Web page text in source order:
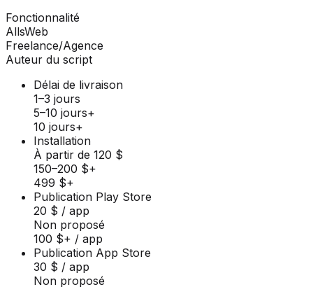
Fonctionnalité
AllsWeb
Freelance/Agence
Auteur du script
Délai de livraison
1–3 jours
5–10 jours+
10 jours+
Installation
À partir de 120 $
150–200 $+
499 $+
Publication Play Store
20 $ / app
Non proposé
100 $+ / app
Publication App Store
30 $ / app
Non proposé